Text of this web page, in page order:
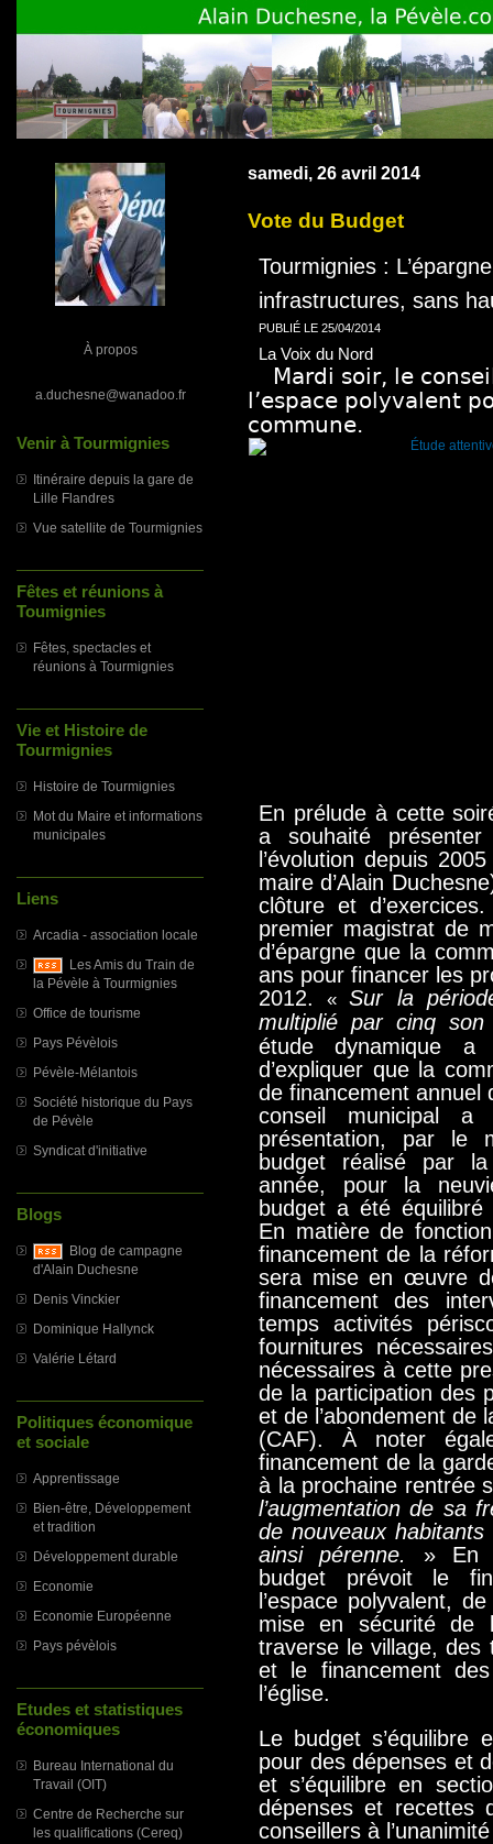
À propos
a.duchesne@wanadoo.fr
Venir à Tourmignies
Itinéraire depuis la gare de
Lille Flandres
Vue satellite de Tourmignies
Fêtes et réunions à
Toumignies
Fêtes, spectacles et
réunions à Tourmignies
Vie et Histoire de
Tourmignies
Histoire de Tourmignies
Mot du Maire et informations
municipales
Liens
Arcadia - association locale
Les Amis du Train de
la Pévèle à Tourmignies
Office de tourisme
Pays Pévèlois
Pévèle-Mélantois
Société historique du Pays
de Pévèle
Syndicat d'initiative
Blogs
Blog de campagne
d'Alain Duchesne
Denis Vinckier
Dominique Hallynck
Valérie Létard
Politiques économique
et sociale
Apprentissage
Bien-être, Développement
et tradition
Développement durable
Economie
Economie Européenne
Pays pévèlois
Etudes et statistiques
économiques
Bureau International du
Travail (OIT)
Centre de Recherche sur
les qualifications (Cereq)
samedi, 26 avril 2014
Vote du Budget
Tourmignies :
infrastructures, sans
PUBLIÉ LE 25/04/2014
La Voix du Nord
Mardi soir, le
l’espace polyvalent
commune.
En prélude à cette
a souhaité
l’évolution depuis
maire d’Alain
clôture et
premier magistrat de
d’épargne que la
ans pour financer les
2012. «Sur la
multiplié par cinq
étude dynamique a
d’expliquer que la
de financement annuel
conseil municipal
présentation, par le
budget réalisé par
année, pour la
budget a été équilibré
En matière de
financement de la
sera mise en œuvre
financement des
temps activités
fournitures
nécessaires à cette
de la participation des
et de l’abondement de
(CAF). À noter
financement de la
à la prochaine rentrée
l’augmentation de sa
de nouveaux
ainsi pérenne.
» En
budget prévoit le
l’espace polyvalent,
mise en sécurité de
traverse le village, des
et le financement
l’église.
Le budget s’équilibre
pour des dépenses et
et s’équilibre en
dépenses et recettes
conseillers à